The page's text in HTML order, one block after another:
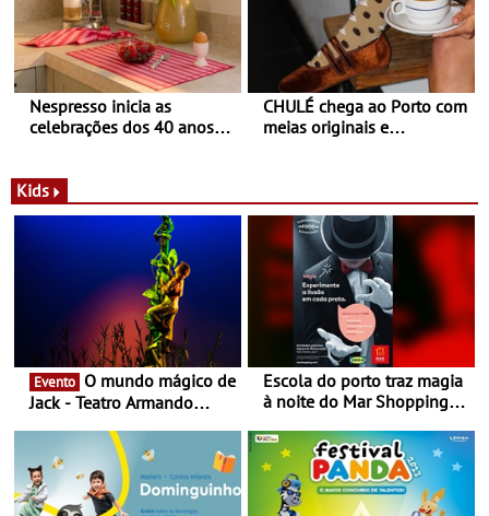
Nespresso inicia as
celebrações dos 40 anos
Novas - Edição limitada
Nespresso x Torres Novas
CHULÉ chega ao Porto com
meias originais e
Shopping
Kids
Evento
Jack - Teatro Armando
Escola do porto traz magia
à noite do Mar Shopping
29 de abril, às 21h00